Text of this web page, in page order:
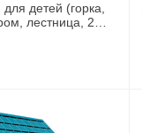
детей (горка,
лестница, 2